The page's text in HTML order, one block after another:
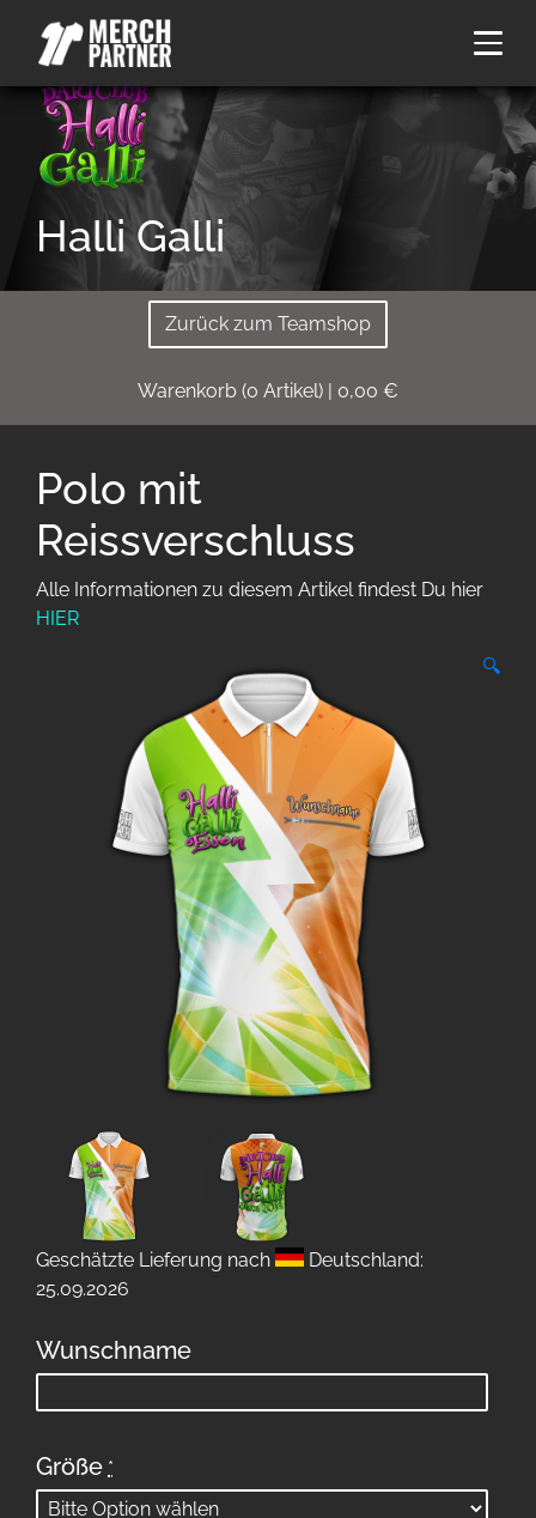
Halli Galli
Zurück zum Teamshop
Warenkorb (0 Artikel) | 0,00 €
Polo mit
Reissverschluss
Alle Informationen zu diesem Artikel findest Du hier
HIER
🔍
Geschätzte Lieferung nach
Deutschland:
25.09.2026
Wunschname
Größe *